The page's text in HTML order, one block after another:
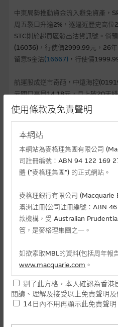
中東局勢推動資金流入避免資產，
周五裂口升逾2%，逐逼近歷史高
STC則於超買區發出沽貨訊號。倘
(16036)，行使價2999.99元，26
留意S金沽(16667)，行使價
航運股成逆市奇葩，中遠海控
元關口高見14.18元，且上破20天
增加。東方海外(00316)股價挑戰
若預期航運股能破阻力，可留意
遠海購(28852)，行使價19.19元，
東海購(23529) ，行使價200元，
本內容由麥格理資本股份有限公
Limited (ABN 46 008 583 542)
美國人。
結構性產品並無抵押品，如發行人
法收回部份或全部應收款項。結
並不反映未來表現。產品的第二市
價方。閣下應閱讀載于
結構性產品的詳情及自行評估箇中
牛熊證投資者會損失全部投資；而
使用條款及免責聲明
本網站
本網站為麥格理集團有限公司
司註冊編號：ABN 94 122 169
體 (”麥格理集團”) 的正式網站。
麥格理銀行有限公司
澳洲註冊(公司註冊編號：ABN
款機構，受 Australian
管，是麥格理集團之一。
如欲索取MBL的資料(包括周年報
www.macquarie.com 。
本網站所載資料會隨時更改，而
理的資料，可直接聯絡本集團職
剔了此方格，本人確認為香港
閱讀、理解及接受以上免責聲明及
14日內不用再顯示此免責聲明